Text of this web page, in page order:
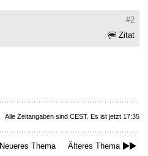
#2
Zitat
Alle Zeitangaben sind CEST. Es ist jetzt 17:35
Neueres Thema Älteres Thema